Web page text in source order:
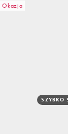
Okazja
SZYBKO